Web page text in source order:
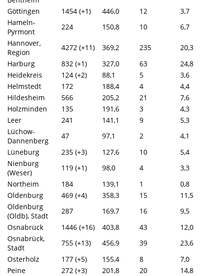
Göttingen
1454 (+1) 446,0 12
3,7
Hameln-
Pyrmont
224 150,8 10
6,7
Hannover,
Region
4272 (+11) 369,2 235
20,3
Harburg
832 (+1) 327,0 63
24,8
Heidekreis
124 (+2) 88,1 5
3,6
Helmstedt
172 188,4 4
4,4
Hildesheim
566 205,2 21
7,6
Holzminden
135 191,6 3
4,3
Leer
241 141,1 9
5,3
Lüchow-
Dannenberg
47 97,1 2
4,1
Lüneburg
235 (+3) 127,6 10
5,4
Nienburg
(Weser)
119 (+1) 98,0 4
3,3
Northeim
184 139,1 1
0,8
Oldenburg
469 (+4) 358,3 15
11,5
Oldenburg
(Oldb), Stadt
287 169,7 16
9,5
Osnabrück
1446 (+16) 403,8 43
12,0
Osnabrück,
Stadt
755 (+13) 456,9 39
23,6
Osterholz
177 (+5) 155,4 8
7,0
Peine
272 (+3) 201,8 20
14,8